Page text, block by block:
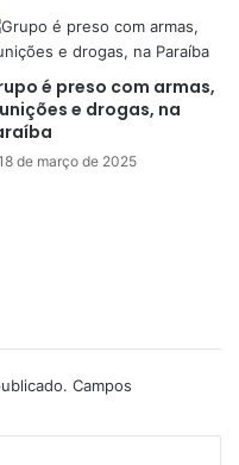
é preso com armas,
e drogas, na
de março de 2025
Campos